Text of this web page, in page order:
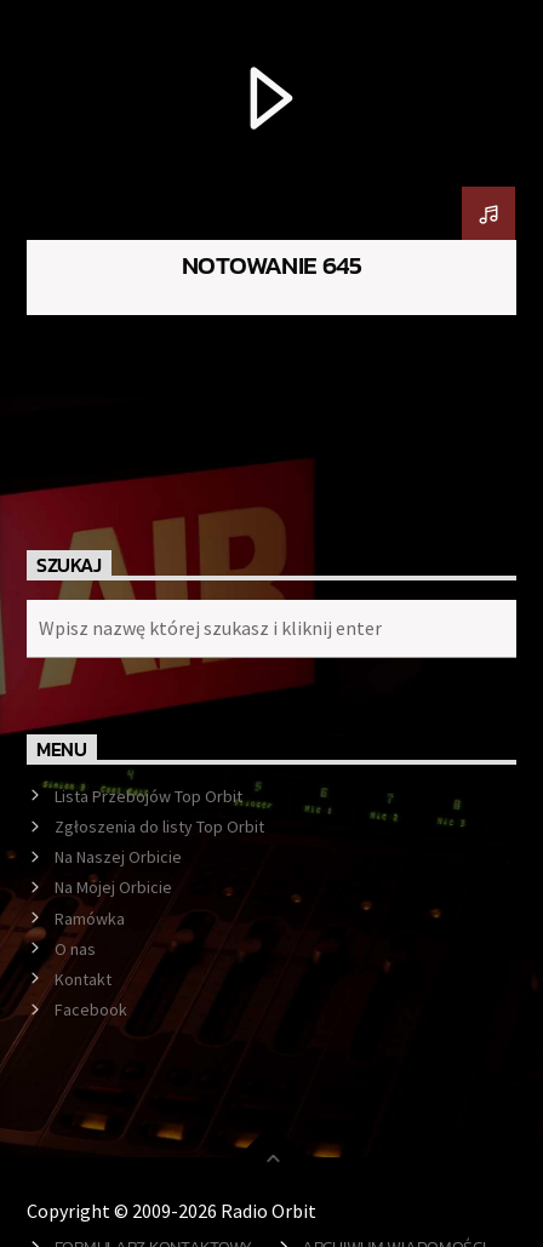
NOTOWANIE 645
SZUKAJ
MENU
Lista Przebojów Top Orbit
Zgłoszenia do listy Top Orbit
Na Naszej Orbicie
Na Mojej Orbicie
Ramówka
O nas
Kontakt
Facebook
Copyright © 2009-2026 Radio Orbit